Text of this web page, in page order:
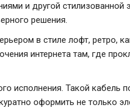
и другой стилизованной
решения.
в стиле лофт, ретро,
интернета там, где
исполнения. Такой кабель
оформить не только